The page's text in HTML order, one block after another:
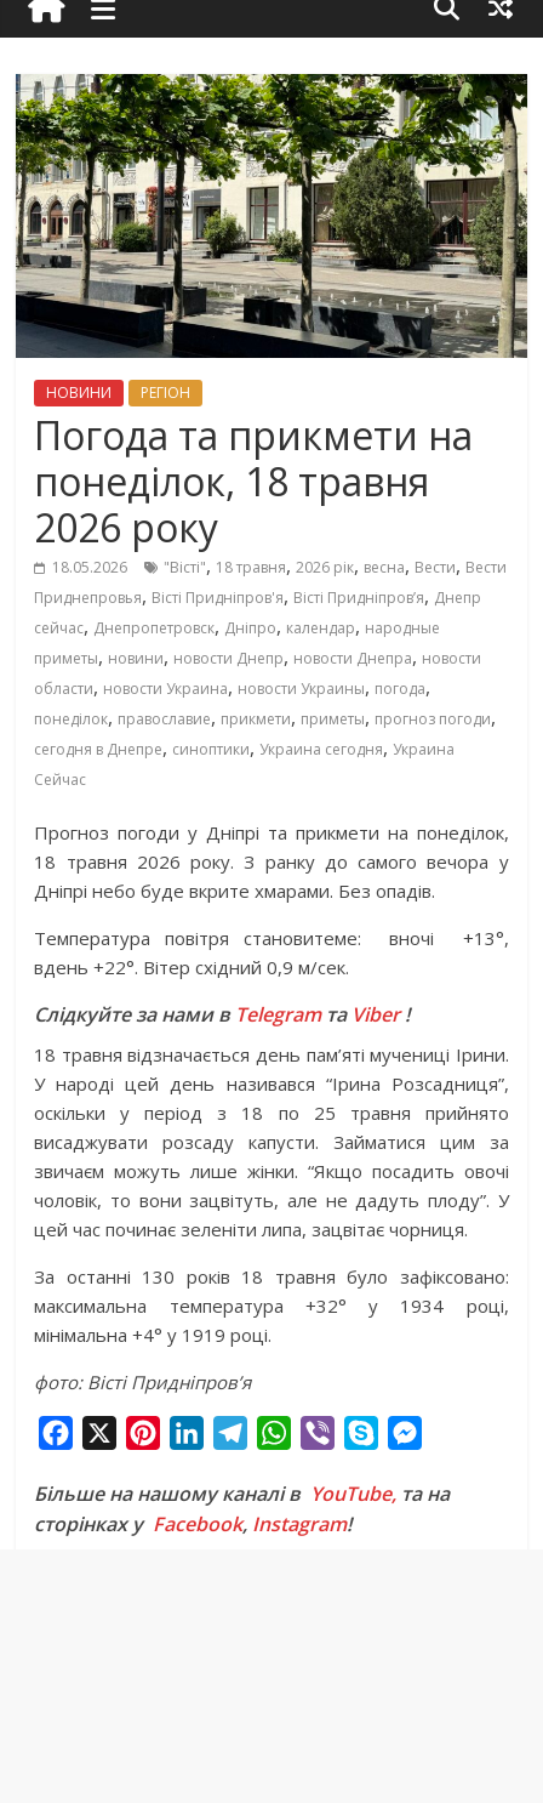
НОВИНИ РЕГІОН
Погода та прикмети на
понеділок, 18 травня
2026 року
18.05.2026 "Вісті", 18 травня,2026 рік, весна, Вести, Вести
Приднепровья, Вісті Придніпров'я, Вісті Придніпровʼя, Днепр
сейчас, Днепропетровск, Дніпро, календар, народные
приметы, новини, новости Днепр, новости Днепра, новости
области, новости Украина, новости Украины, погода,
понеділок, православие, прикмети, приметы, прогноз погоди,
сегодня в Днепре, синоптики, Украина сегодня, Украина
Сейчас
Прогноз погоди у Дніпрі та прикмети на понеділок,
18 травня 2026 року. З ранку до самого вечора у
Дніпрі небо буде вкрите хмарами. Без опадів.
Температура повітря становитеме:
вночі
+13°,
вдень +22°. Вітер східний 0,9 м/сек.
Слідкуйте за нами в Telegramта Viber!
18 травня відзначається день пам’яті мучениці Ірини.
У народі цей день називався “Ірина Розсадниця”,
оскільки у період з 18 по 25 травня прийнято
висаджувати розсаду капусти. Займатися цим за
звичаєм можуть лише жінки. “Якщо посадить овочі
чоловік, то вони зацвітуть, але не дадуть плоду”. У
цей час починає зеленіти липа, зацвітає чорниця.
За останні 130 років 18 травня було зафіксовано:
максимальна температура +32° у 1934 році,
мінімальна +4° у 1919 році.
фото: Вісті Придніпров’я
c
e
n
t
n
k
l
e
W
a
t
b
e
y
s
Більше на нашому каналі в YouTube, та на
сторінках у Facebook, Instagram!